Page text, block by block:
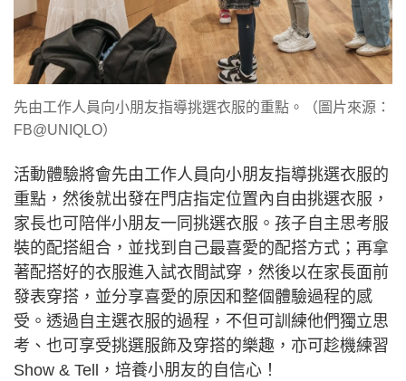
先由工作人員向小朋友指導挑選衣服的重點。（圖片來源：
FB@UNIQLO）
活動體驗將會先由工作人員向小朋友指導挑選衣服的
重點，然後就出發在門店指定位置內自由挑選衣服，
家長也可陪伴小朋友一同挑選衣服。孩子自主思考服
裝的配搭組合，並找到自己最喜愛的配搭方式；再拿
著配搭好的衣服進入試衣間試穿，然後以在家長面前
發表穿搭，並分享喜愛的原因和整個體驗過程的感
受。透過自主選衣服的過程，不但可訓練他們獨立思
考、也可享受挑選服飾及穿搭的樂趣，亦可趁機練習
Show & Tell，培養小朋友的自信心！